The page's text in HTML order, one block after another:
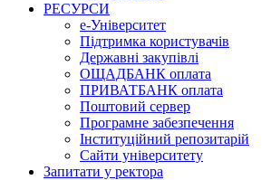
РЕСУРСИ
е-Університет
Підтримка користувачів
Державні закупівлі
ОЩАДБАНК оплата
ПРИВАТБАНК оплата
Поштовий сервер
Програмне забезпечення
Інституційний репозитарій
Сайти університету
Запитати у ректора